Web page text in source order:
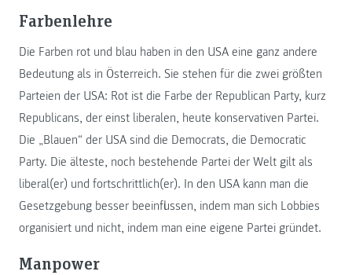
Farbenlehre
Die Farben rot und blau haben in den USA eine ganz andere
Bedeutung als in Österreich. Sie stehen für die zwei größten
Parteien der USA: Rot ist die Farbe der Republican Party, kurz
Republicans, der einst liberalen, heute konservativen Partei.
Die „Blauen“ der USA sind die Democrats, die Democratic
Party. Die älteste, noch bestehende Partei der Welt gilt als
liberal(er) und fortschrittlich(er). In den USA kann man die
Gesetzgebung besser beeinflussen, indem man sich Lobbies
organisiert und nicht, indem man eine eigene Partei gründet.
Manpower